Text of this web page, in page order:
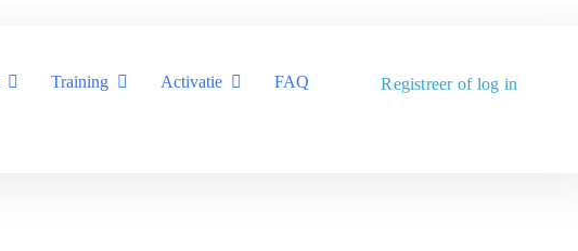
Training Activatie FAQ Registreer of log in